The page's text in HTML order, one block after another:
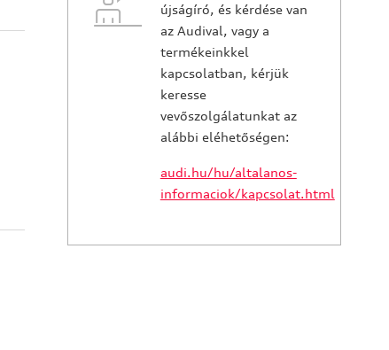
újságíró, és kérdése van
az Audival, vagy a
termékeinkkel
kapcsolatban, kérjük
keresse
vevőszolgálatunkat az
alábbi eléhetőségen:
audi.hu/hu/altalanos-
informaciok/kapcsolat.html